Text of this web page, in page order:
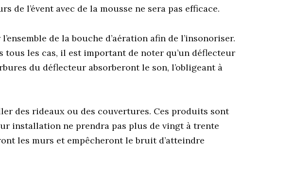
de l’évent avec de la mousse ne sera pas efficace.
de la bouche d’aération afin de l’insonoriser.
les cas, il est important de noter qu’un déflecteur
du déflecteur absorberont le son, l’obligeant à
des rideaux ou des couvertures. Ces produits sont
installation ne prendra pas plus de vingt à trente
les murs et empêcheront le bruit d’atteindre